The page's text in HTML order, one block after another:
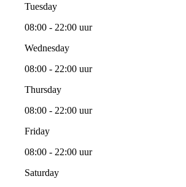
Tuesday
08:00 - 22:00 uur
Wednesday
08:00 - 22:00 uur
Thursday
08:00 - 22:00 uur
Friday
08:00 - 22:00 uur
Saturday